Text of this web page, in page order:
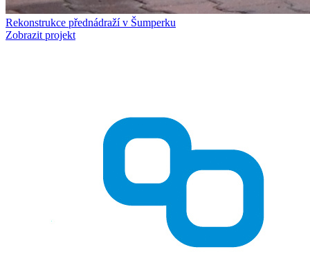
Rekonstrukce přednádraží v Šumperku
Zobrazit projekt